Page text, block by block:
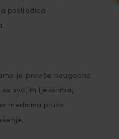
posljedica
je previše neugodno
svojim ljekarima,
medicina pruža